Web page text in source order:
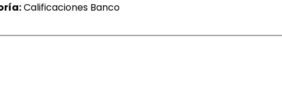
Calificaciones Banco